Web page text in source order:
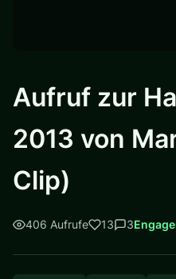
Aufruf zur
2013 von
Clip)
406 Aufrufe 13 3